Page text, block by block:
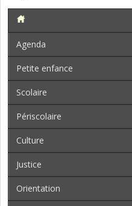
Agenda
Petite enfance
Scolaire
Périscolaire
Culture
Justice
Orientation